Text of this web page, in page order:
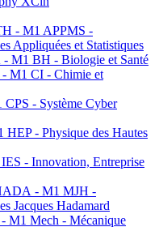
- M1 APPMS -
Appliquées et Statistiques
M1 BH - Biologie et Santé
M1 CI - Chimie et
- Système Cyber
- Physique des Hautes
- Innovation, Entreprise
- M1 MJH -
Jacques Hadamard
M1 Mech - Mécanique